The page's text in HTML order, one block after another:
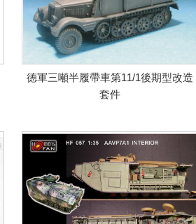
德軍三噸半履帶車第11/1後期型改造
套件